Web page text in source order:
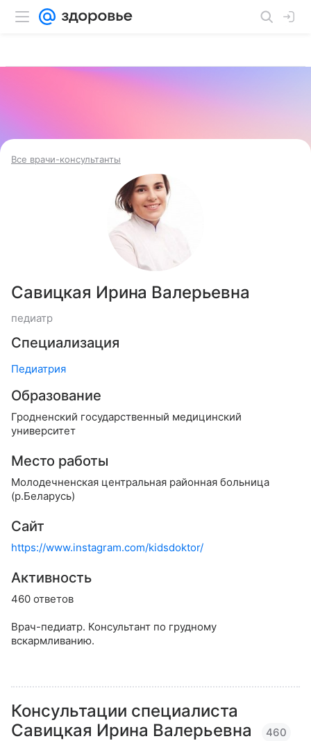
Все врачи-консультанты
Савицкая Ирина Валерьевна
педиатр
Специализация
Педиатрия
Образование
Гродненский государственный медицинский
университет
Место работы
Молодечненская центральная районная больница
(р.Беларусь)
Сайт
https://www.instagram.com/kidsdoktor/
Активность
460 ответов
Врач-педиатр. Консультант по грудному
вскармливанию.
Консультации специалиста
Савицкая Ирина Валерьевна
460